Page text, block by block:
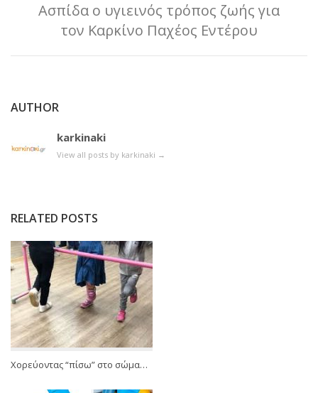
Ασπίδα ο υγιεινός τρόπος ζωής για
τον Καρκίνο Παχέος Εντέρου
AUTHOR
karkinaki
View all posts by karkinaki →
RELATED POSTS
Χορεύοντας “πίσω” στο σώμα…